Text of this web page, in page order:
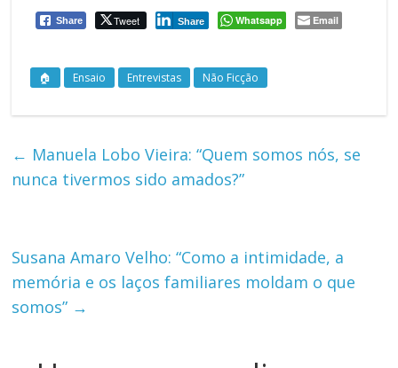
Share Tweet Share Whatsapp Email
🏠 Ensaio Entrevistas Não Ficção
← Manuela Lobo Vieira: “Quem somos nós, se
nunca tivermos sido amados?”
Susana Amaro Velho: “Como a intimidade, a
memória e os laços familiares moldam o que
somos” →